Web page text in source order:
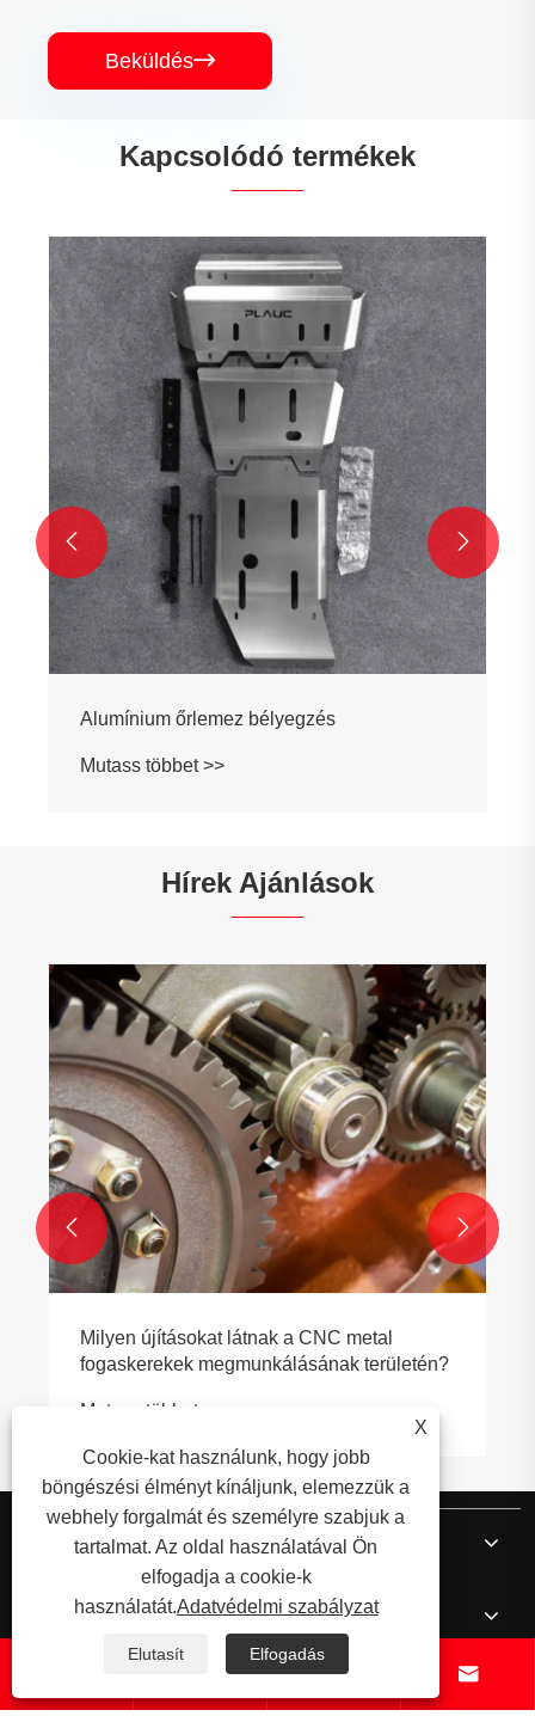
Beküldés
Kapcsolódó termékek
Alumínium őrlemez bélyegzés
Mutass többet >>
 
Hírek Ajánlások
Milyen újításokat látnak a CNC metal
fogaskerekek megmunkálásának területén?
Mutass többet >>
 
Rólunk
Termékek
 
X
Cookie-kat használunk, hogy jobb
böngészési élményt kínáljunk, elemezzük a
webhely forgalmát és személyre szabjuk a
tartalmat. Az oldal használatával Ön
elfogadja a cookie-k
használatát.Adatvédelmi szabályzat
Elutasít Elfogadás